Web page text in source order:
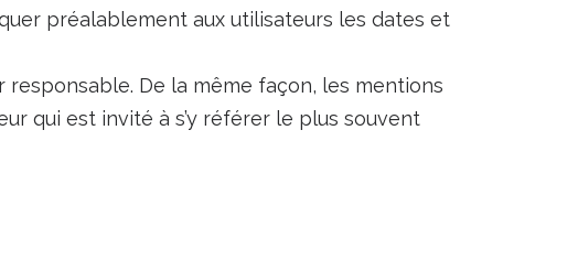
préalablement aux utilisateurs les dates et
De la même façon, les mentions
qui est invité à s’y référer le plus souvent